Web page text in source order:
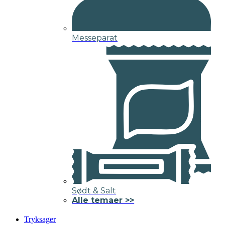
Messeparat
Sødt & Salt
Alle temaer >>
Tryksager